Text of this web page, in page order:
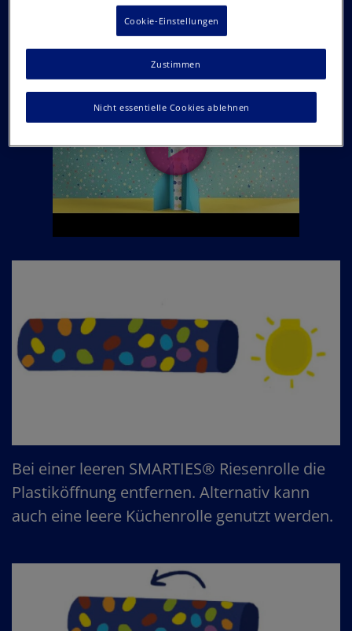
Raketenform
video
Bei einer leeren SMARTIES® Riesenrolle die
Plastiköffnung entfernen. Alternativ kann
auch eine leere Küchenrolle genutzt werden.
Cookie-Einstellungen
Nicht essentielle Cookies ablehnen
Zustimmen